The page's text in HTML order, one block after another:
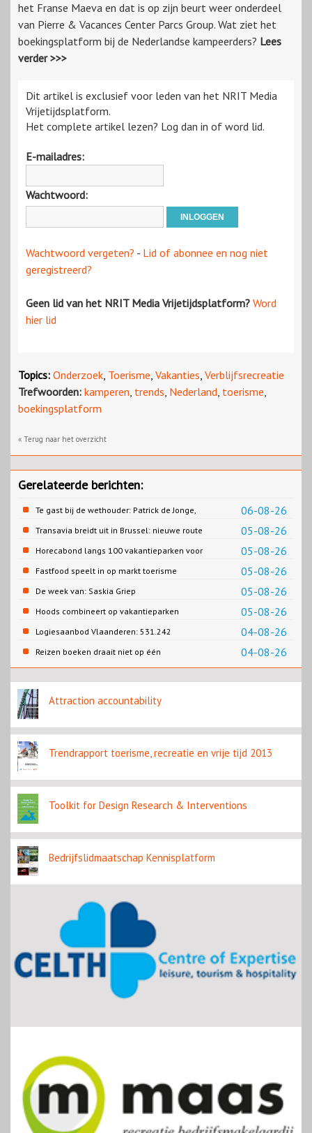
het Franse Maeva en dat is op zijn beurt weer onderdeel
van Pierre & Vacances Center Parcs Group. Wat ziet het
boekingsplatform bij de Nederlandse kampeerders? Lees
verder >>>
Dit artikel is exclusief voor leden van het NRIT Media
Vrijetijdsplatform.
Het complete artikel lezen? Log dan in of word lid.
E-mailadres:
Wachtwoord:
Wachtwoord vergeten? - Lid of abonnee en nog niet
geregistreerd?
Geen lid van het NRIT Media Vrijetijdsplatform? Word
hier lid
Topics: Onderzoek, Toerisme, Vakanties, Verblijfsrecreatie
Trefwoorden: kamperen, trends, Nederland, toerisme,
boekingsplatform
« Terug naar het overzicht
Gerelateerde berichten:
06-08-26
Te gast bij de wethouder: Patrick de Jonge,
Gemeente Emmen
05-08-26
Transavia breidt uit in Brussel: nieuwe route
naar Porto
05-08-26
Horecabond langs 100 vakantieparken voor
Cao-recreatie
05-08-26
Fastfood speelt in op markt toerisme
05-08-26
De week van: Saskia Griep
05-08-26
Hoods combineert op vakantieparken
recreatie en wonen
04-08-26
Logiesaanbod Vlaanderen: 531.242
slaapplaatsen
04-08-26
Reizen boeken draait niet op één
contentbron
Attraction accountability
Trendrapport toerisme, recreatie en vrije tijd 2013
Toolkit for Design Research & Interventions
Bedrijfslidmaatschap Kennisplatform